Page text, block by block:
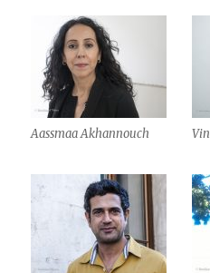
Aassmaa Akhannouch